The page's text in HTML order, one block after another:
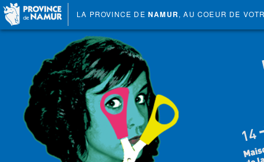
LA PROVINCE DE NAMUR, AU COEUR DE